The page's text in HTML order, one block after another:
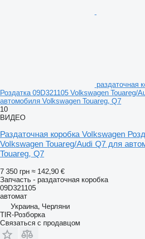
раздаточная
Роздатка 09D321105 Volkswagen Touareg/
автомобиля Volkswagen Touareg, Q7
10
ВИДЕО
Раздаточная коробка Volkswagen
Volkswagen Touareg/Audi Q7 для
Touareg, Q7
7 350 грн ≈ 142,90 €
Запчасть - раздаточная коробка
09D321105
автомат
Украина, Черляни
TIR-Розборка
Связаться с продавцом